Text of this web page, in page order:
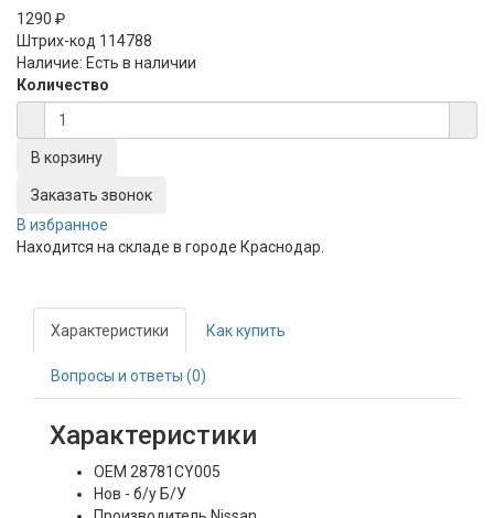
1290 ₽
Штрих-код 114788
Наличие: Есть в наличии
Количество
Заказать звонок
В избранное
Находится на складе в городе Краснодар
Характеристики Как купить
Вопросы и ответы (0)
Характеристики
OEM 28781CY005
Нов - б/у Б/У